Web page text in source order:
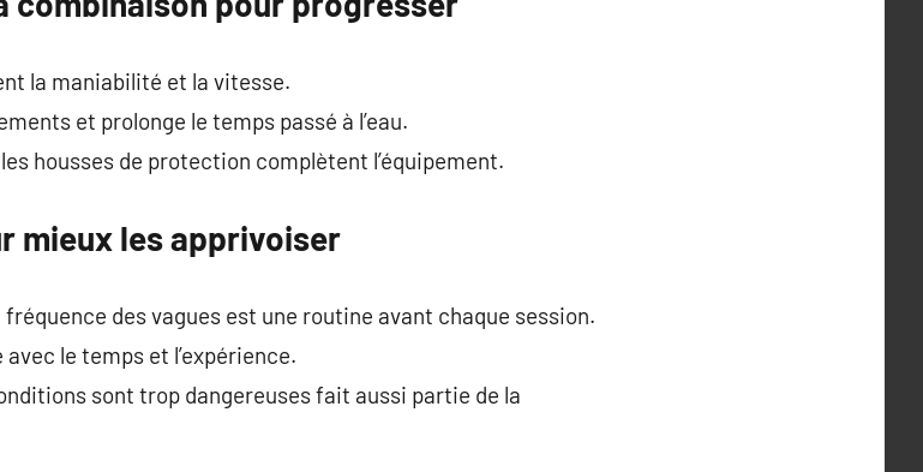
la maniabilité et la vitesse.
et prolonge le temps passé à l’eau.
housses de protection complètent l’équipement.
mieux les apprivoiser
des vagues est une routine avant chaque session.
le temps et l’expérience.
sont trop dangereuses fait aussi partie de la